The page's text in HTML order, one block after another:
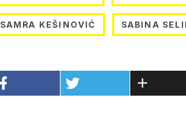
SAMRA KEŠINOVIĆ SABINA